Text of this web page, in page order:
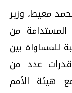
معيط، وزير
المستدامة من
للمساواة بين
قدرات عدد من
هيئة الأمم